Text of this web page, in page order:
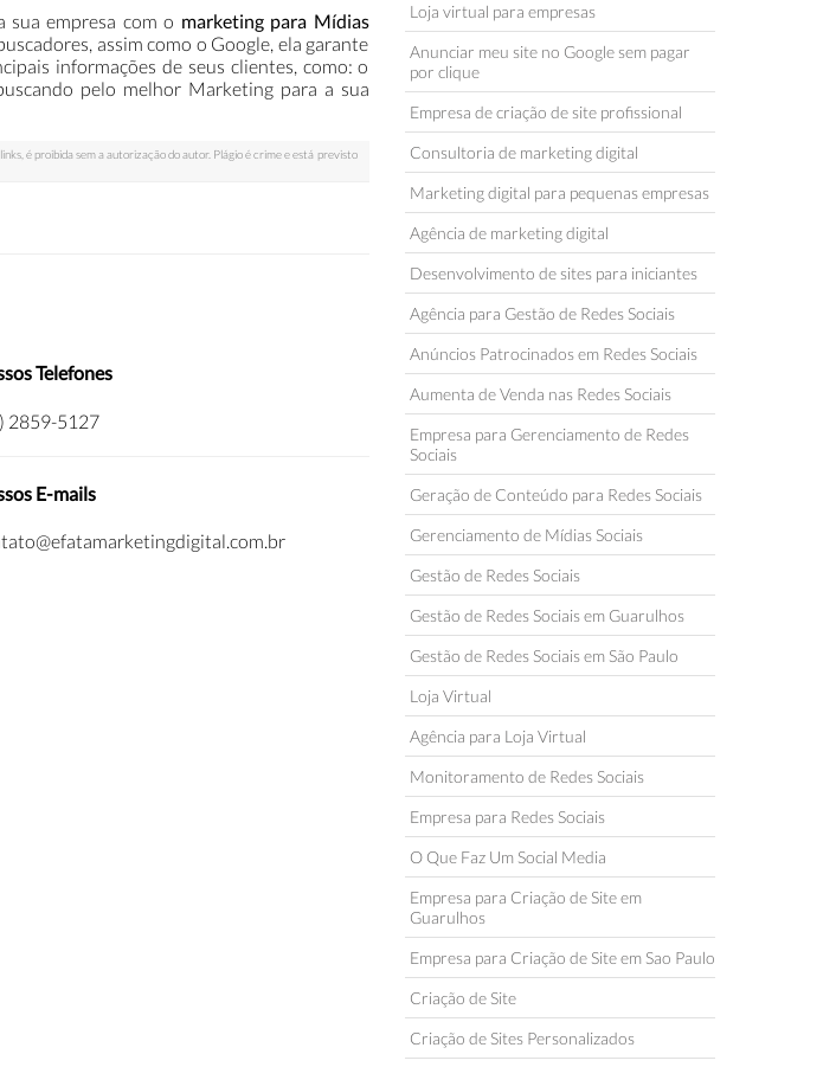
sua empresa com o marketing para Mídias
assim como o Google, ela garante
informações de seus clientes, como: o
pelo melhor Marketing para a sua
é proibida sem a autorização do autor. Plágio é crime e está previsto
Telefones
2859-5127
E-mails
Loja virtual para empresas
Anunciar meu site no Google sem pagar
por clique
Empresa de criação de site profissional
Consultoria de marketing digital
Marketing digital para pequenas empresas
Agência de marketing digital
Desenvolvimento de sites para iniciantes
Agência para Gestão de Redes Sociais
Anúncios Patrocinados em Redes Sociais
Aumenta de Venda nas Redes Sociais
Empresa para Gerenciamento de Redes
Sociais
Geração de Conteúdo para Redes Sociais
Gerenciamento de Mídias Sociais
Gestão de Redes Sociais
Gestão de Redes Sociais em Guarulhos
Gestão de Redes Sociais em São Paulo
Loja Virtual
Agência para Loja Virtual
Monitoramento de Redes Sociais
Empresa para Redes Sociais
O Que Faz Um Social Media
Empresa para Criação de Site em
Guarulhos
Empresa para Criação de Site em Sao Paulo
Criação de Site
Criação de Sites Personalizados